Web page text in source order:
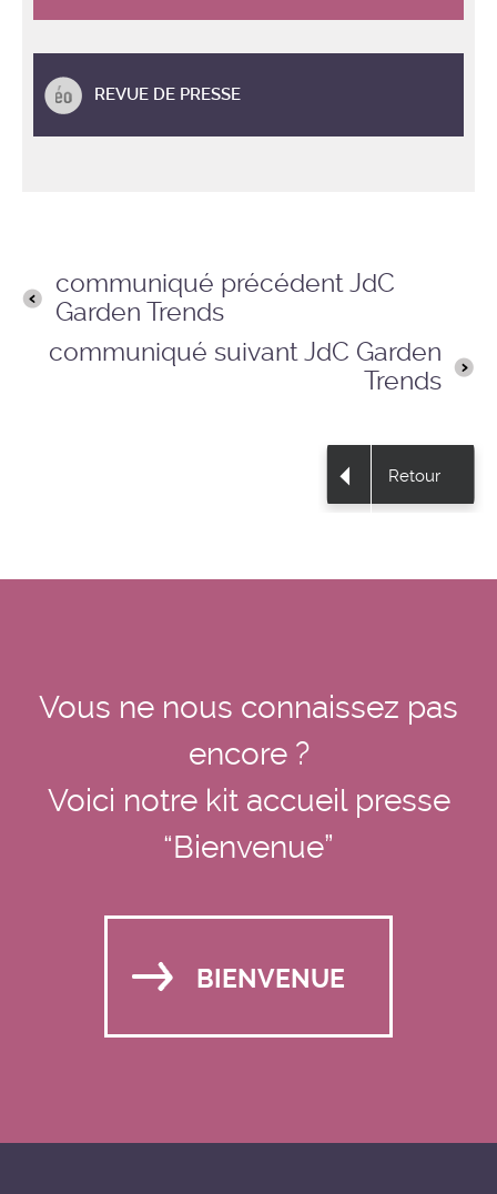
REVUE DE PRESSE
communiqué précédent JdC
Garden Trends
communiqué suivant JdC Garden
Trends
Retour
Vous ne nous connaissez pas
encore ?
Voici notre kit accueil presse
“Bienvenue”
BIENVENUE